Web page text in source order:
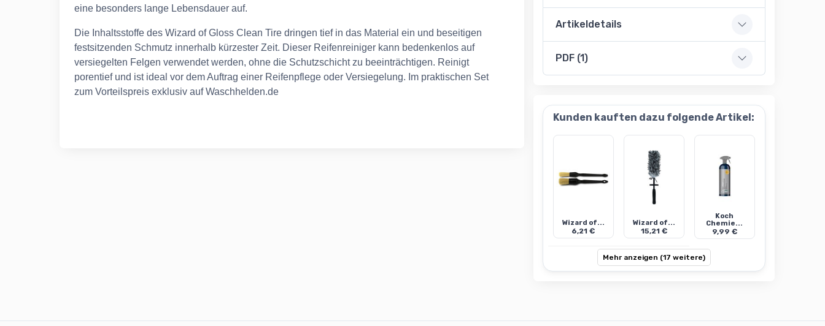
eine besonders lange Lebensdauer auf.
Die Inhaltsstoffe des Wizard of Gloss Clean Tire dringen tief in das Material ein und beseitigen
festsitzenden Schmutz innerhalb kürzester Zeit. Dieser Reifenreiniger kann bedenkenlos auf
versiegelten Felgen verwendet werden, ohne die Schutzschicht zu beeinträchtigen. Reinigt
porentief und ist ideal vor dem Auftrag einer Reifenpflege oder Versiegelung. Im praktischen Set
zum Vorteilspreis exklusiv auf Waschhelden.de
Artikeldetails
PDF (1)
Kunden kauften dazu folgende Artikel:
Wizard of...
6,21 €
Wizard of...
15,21 €
Koch
Chemie...
9,99 €
Mehr anzeigen (17 weitere)